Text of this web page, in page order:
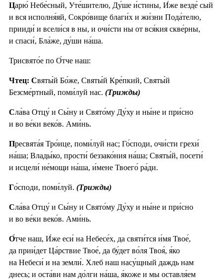
Царю́ Небе́сный, Уте́шителю, Ду́ше и́стины, И́же везде́ сый
и вся исполня́яй, Сокро́вище благи́х и жи́зни Пода́телю,
прииди́ и всели́ся в ны, и очи́сти ны от вся́кия скве́рны,
и спаси́, Бла́же, ду́ши на́ша.
Трисвято́е по О́тче наш:
Чтец: Святы́й Бо́же, Святы́й Кре́пкий, Святы́й
Безсме́ртный, поми́луй нас. (Трижды)
Сла́ва Отцу́ и Сы́ну и Свято́му Ду́ху и ны́не и при́сно
и во ве́ки веко́в. Ами́нь.
Пресвята́я Тро́ице, поми́луй нас; Го́споди, очи́сти грехи́
на́ша; Влады́ко, прости́ беззако́ния на́ша; Святы́й, посети́
и исцели́ не́мощи на́ша, и́мене Твоего́ ра́ди.
Го́споди, поми́луй. (Трижды)
Сла́ва Отцу́ и Сы́ну и Свято́му Ду́ху и ны́не и при́сно
и во ве́ки веко́в. Ами́нь.
О́тче наш, И́же еси́ на Небесе́х, да святи́тся и́мя Твое́,
да прии́дет Ца́рствие Твое́, да бу́дет во́ля Твоя́, я́ко
на Небеси́ и на земли́. Хлеб наш насу́щный даждь нам
днесь; и оста́ви нам до́лги на́ша, я́коже и мы оставля́ем